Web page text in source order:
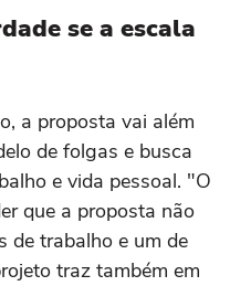
se a escala
a proposta vai além
de folgas e busca
e vida pessoal. "O
que a proposta não
de trabalho e um de
traz também em